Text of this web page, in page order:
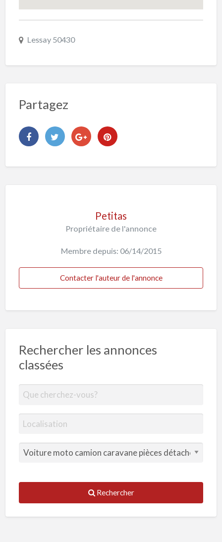
Lessay 50430
Partagez
Petitas
Propriétaire de l'annonce
Membre depuis: 06/14/2015
Contacter l'auteur de l'annonce
Rechercher les annonces
classées
Rechercher